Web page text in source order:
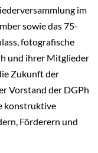
im
sowie das 75-
fotografische
und ihrer Mitglieder
Zukunft der
Vorstand der DGPh
konstruktive
Förderern und